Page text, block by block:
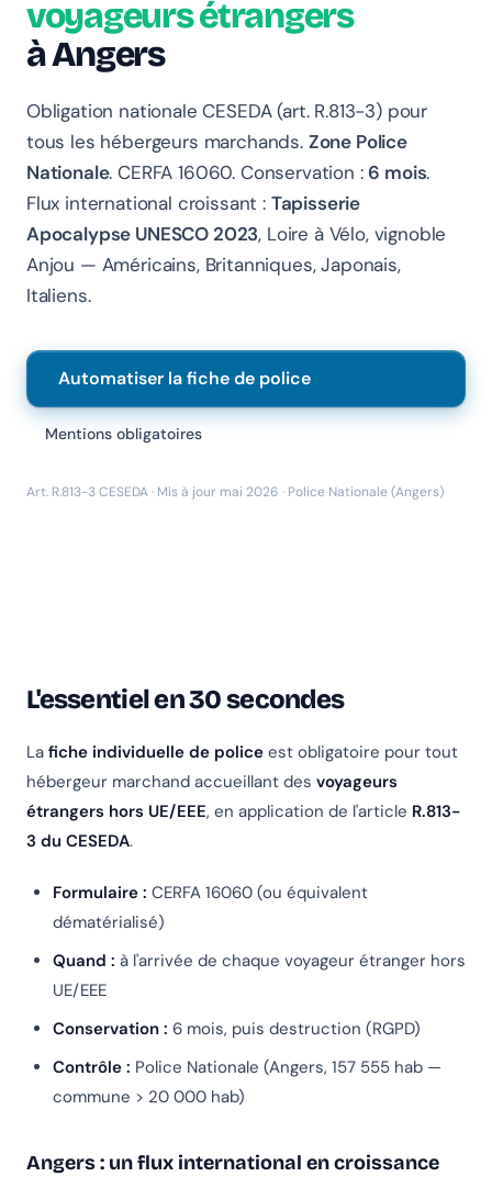
voyageurs étrangers
à Angers
Obligation nationale CESEDA (art. R.813-3) pour
tous les hébergeurs marchands. Zone Police
Nationale. CERFA 16060. Conservation :6 mois.
Flux international croissant : Tapisserie
Apocalypse UNESCO 2023, Loire à Vélo, vignoble
Anjou — Américains, Britanniques, Japonais,
Italiens.
Automatiser la fiche de police
Mentions obligatoires
Art. R.813-3 CESEDA · Mis à jour mai 2026 · Police Nationale (Angers)
L'essentiel en 30 secondes
La fiche individuelle de police est obligatoire pour tout
hébergeur marchand accueillant des voyageurs
étrangers hors UE/EEE, en application de l'article R.813-
3 du CESEDA.
Formulaire : CERFA 16060 (ou équivalent
dématérialisé)
Quand : à l'arrivée de chaque voyageur étranger hors
UE/EEE
Conservation : 6 mois, puis destruction (RGPD)
Contrôle : Police Nationale (Angers, 157 555 hab —
commune > 20 000 hab)
Angers : un flux international en croissance
Chanlify Assistant
En ligne · Online
Bonjour 👋 Je suis l'assistant Chanlify. Comment puis-
je vous aider ?
Hello! I'm the Chanlify assistant. How can I help?